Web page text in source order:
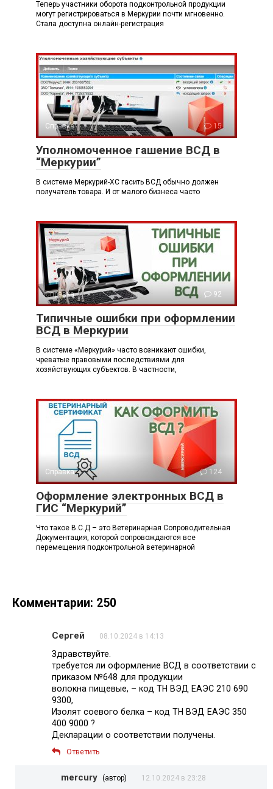
Теперь участники оборота подконтрольной продукции
могут регистрироваться в Меркурии почти мгновенно.
Стала доступна онлайн-регистрация
Справка 15
Уполномоченное гашение ВСД в
“Меркурии”
В системе Меркурий-ХС гасить ВСД обычно должен
получатель товара. И от малого бизнеса часто
Справка 92
Типичные ошибки при оформлении
ВСД в Меркурии
В системе «Меркурий» часто возникают ошибки,
чреватые правовыми последствиями для
хозяйствующих субъектов. В частности,
Справка 124
Оформление электронных ВСД в
ГИС “Меркурий”
Что такое В.С.Д – это Ветеринарная Сопроводительная
Документация, которой сопровождаются все
перемещения подконтрольной ветеринарной
Комментарии: 250
Сергей 08.10.2024 в 14:13
Здравствуйте.
требуется ли оформление ВСД в соответствии с
приказом №648 для продукции
волокна пищевые, – код ТН ВЭД ЕАЭС 210 690
9300,
Изолят соевого белка – код ТН ВЭД ЕАЭС 350
400 9000 ?
Декларации о соответствии получены.
Ответить
mercury (автор) 12.10.2024 в 23:28